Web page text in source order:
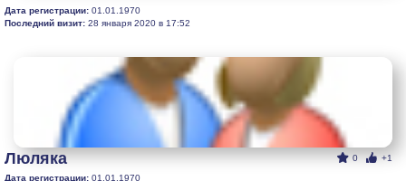
Дата регистрации: 01.01.1970
Последний визит: 28 января 2020 в 17:52
0 +1
Люляка
Дата регистрации: 01.01.1970